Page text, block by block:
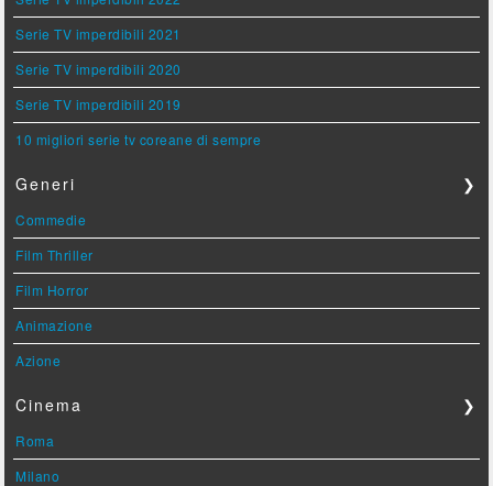
Serie TV imperdibili 2021
Serie TV imperdibili 2020
Serie TV imperdibili 2019
10 migliori serie tv coreane di sempre
Generi ❯
Commedie
Film Thriller
Film Horror
Animazione
Azione
Cinema ❯
Roma
Milano